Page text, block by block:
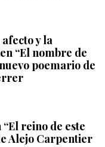
y la
“El nombre de
poemario de
reino de este
Alejo Carpentier